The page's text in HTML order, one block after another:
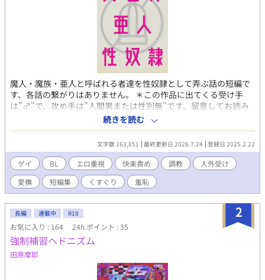
魔人・魔族・亜人と呼ばれる者達を性奴隷として弄ぶ話の短編で
す、各話の繋がりはありません。 ＊この作品に出てくる受け手
は"♂"で、攻め手は"人間男または性別無"です、留意してお読み
ください。 ＊実際の人物、団体、場所等には一切関係ありませ
ん、あくまで一つの創作物としてお楽しみ下さい。 ＊R-18小説と
なります。一方的に行われる性的な責め、快楽責め等の要素があ
ります。 ＊作者の性癖の関係により簡単な設定描写の後に抜きエ
ロとなっています。ご容赦ください。 ＊短編全ての登場人物に詳
細な見目の設定などはございません、各自お好きな容姿に変換し
てお楽しみ下さい。
続きを読む
文字数 163,851 最終更新日 2026.7.24 登録日 2025.2.22
ゲイ BL エロ重視 快楽責め 調教
人外受け
愛撫
短編集 くすぐり 羞恥
2
長編 連載中 R18
お気に入り : 164 24h.ポイント : 35
強制補習ヘドニズム
田原摩耶